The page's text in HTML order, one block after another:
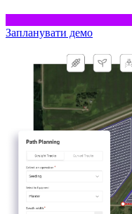
Запланувати демо